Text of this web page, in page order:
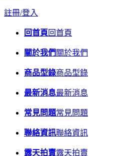
註冊/登入
回首頁回首頁
關於我們 關於我們
商品型錄商品型錄
最新消息最新消息
常見問題常見問題
聯絡資訊聯絡資訊
露天拍賣露天拍賣